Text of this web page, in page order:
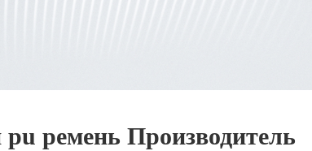
ремень Производитель